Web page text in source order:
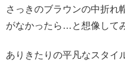
さっきのブラウンの中折れ
がなかったら…と想像して
ありきたりの平凡なスタイ